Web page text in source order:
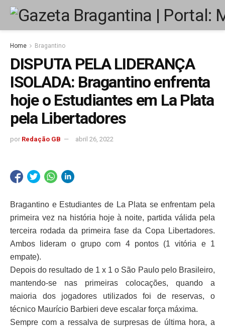
Home Bragantino
DISPUTA PELA LIDERANÇA
ISOLADA: Bragantino enfrenta
hoje o Estudiantes em La Plata
pela Libertadores
por Redação GB abril 26, 2022
Bragantino e Estudiantes de La Plata se enfrentam pela
primeira vez na história hoje à noite, partida válida pela
terceira rodada da primeira fase da Copa Libertadores.
Ambos lideram o grupo com 4 pontos (1 vitória e 1
empate).
Depois do resultado de 1 x 1 o São Paulo pelo Brasileiro,
mantendo-se nas primeiras colocações, quando a
maioria dos jogadores utilizados foi de reservas, o
técnico Maurício Barbieri deve escalar força máxima.
Sempre com a ressalva de surpresas de última hora, a